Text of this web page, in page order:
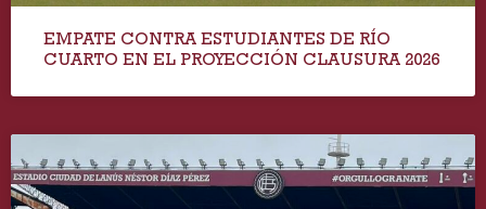
EMPATE CONTRA ESTUDIANTES DE RÍO
CUARTO EN EL PROYECCIÓN CLAUSURA 2026